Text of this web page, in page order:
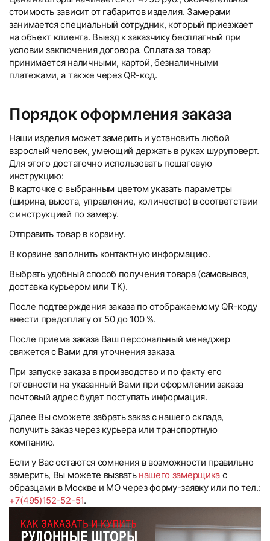
стоимость зависит от габаритов изделия. Замерами
занимается специальный сотрудник, который приезжает
на объект клиента. Выезд к заказчику бесплатный при
условии заключения договора. Оплата за товар
принимается наличными, картой, безналичными
платежами, а также через QR-код.
Порядок оформления заказа
Наши изделия может замерить и установить любой
взрослый человек, умеющий держать в руках шуруповерт.
Для этого достаточно использовать пошаговую
инструкцию:
В карточке с выбранным цветом указать параметры
(ширина, высота, управление, количество) в соответствии
с инструкцией по замеру.
Отправить товар в корзину.
В корзине заполнить контактную информацию.
Выбрать удобный способ получения товара (самовывоз,
доставка курьером или ТК).
После подтверждения заказа по отображаемому QR-коду
внести предоплату от 50 до 100 %.
После приема заказа Ваш персональный менеджер
свяжется с Вами для уточнения заказа.
При запуске заказа в производство и по факту его
готовности на указанный Вами при оформлении заказа
почтовый адрес будет поступать информация.
Далее Вы сможете забрать заказ с нашего склада,
получить заказ через курьера или транспортную
компанию.
Если у Вас остаются сомнения в возможности правильно
замерить, Вы можете вызвать нашего замерщикас
образцами в Москве и МО через форму-заявку или по тел.:
+7(495)152-52-51.